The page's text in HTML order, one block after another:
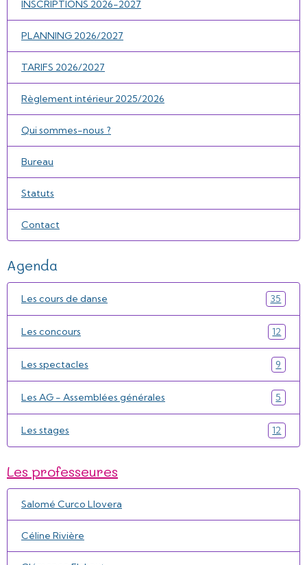
INSCRIPTIONS 2026-2027
PLANNING 2026/2027
TARIFS 2026/2027
Règlement intérieur 2025/2026
Qui sommes-nous ?
Bureau
Statuts
Contact
Agenda
Les cours de danse 35
Les concours 12
Les spectacles 9
Les AG - Assemblées générales 5
Les stages 12
Les professeures
Salomé Curco Llovera
Céline Rivière